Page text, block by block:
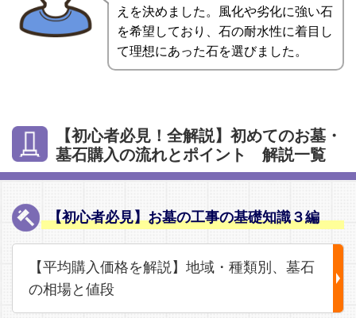
えを決めました。風化や劣化に強い石
を希望しており、石の耐水性に着目し
て理想にあった石を選びました。
【初心者必見！全解説】初めてのお墓・
墓石購入の流れとポイント 解説一覧
【初心者必見】お墓の工事の基礎知識３編
【平均購入価格を解説】地域・種類別、墓石
の相場と値段